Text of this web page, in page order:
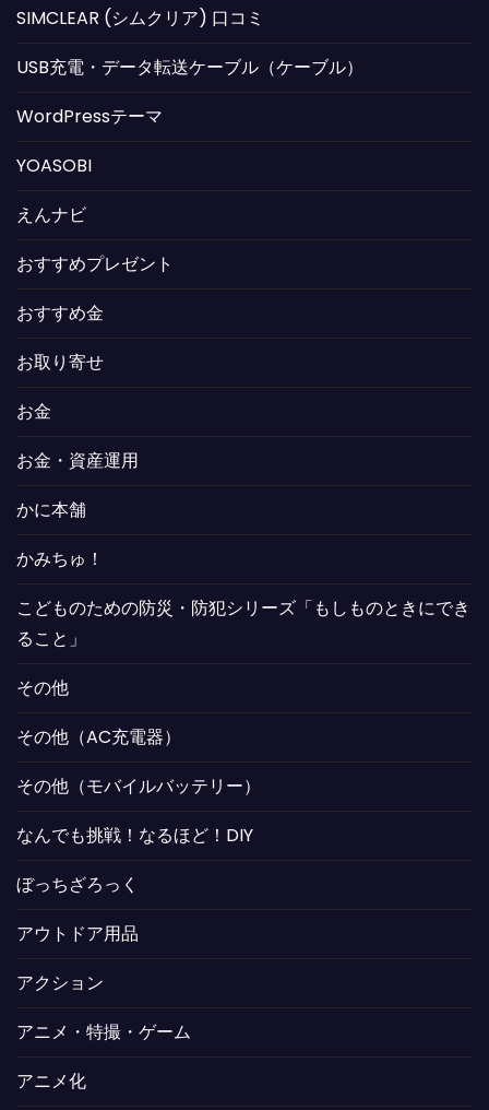
SIMCLEAR (シムクリア) 口コミ
USB充電・データ転送ケーブル（ケーブル）
WordPressテーマ
YOASOBI
えんナビ
おすすめプレゼント
おすすめ金
お取り寄せ
お金
お金・資産運用
かに本舗
かみちゅ！
こどものための防災・防犯シリーズ「もしものときにでき
ること」
その他
その他（AC充電器）
その他（モバイルバッテリー）
なんでも挑戦！なるほど！DIY
ぼっちざろっく
アウトドア用品
アクション
アニメ・特撮・ゲーム
アニメ化